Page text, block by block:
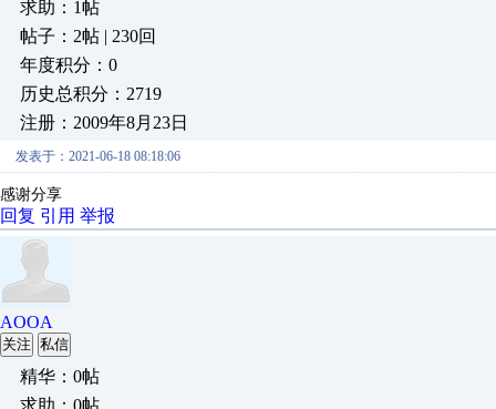
求助：1帖
帖子：2帖 | 230回
年度积分：0
历史总积分：2719
注册：2009年8月23日
发表于：2021-06-18 08:18:06
感谢分享
回复 引用 举报
AOOA
关注 私信
精华：0帖
求助：0帖